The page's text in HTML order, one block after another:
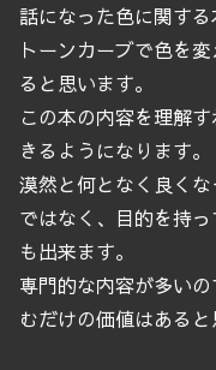
話になった色に関する
トーンカーブで色を
ると思います。
この本の内容を理解
きるようになります。
漠然と何となく良くな
ではなく、目的を持
も出来ます。
専門的な内容が多い
むだけの価値はあると